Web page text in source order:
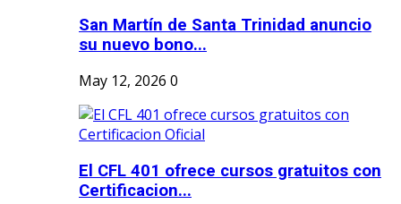
San Martín de Santa Trinidad anuncio
su nuevo bono...
May 12, 2026 0
El CFL 401 ofrece cursos gratuitos con
Certificacion...